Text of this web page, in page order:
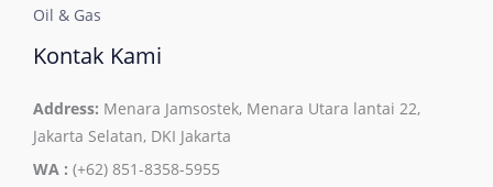
Oil & Gas
Kontak Kami
Address: Menara Jamsostek, Menara Utara lantai 22,
Jakarta Selatan, DKI Jakarta
WA : (+62) 851-8358-5955